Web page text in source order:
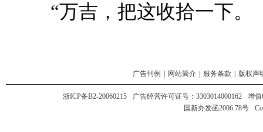
“万吉，把这收拾一下。
广告刊例 网站简介 服务条款 版权声
浙ICP备B2-20060215 广告经营许可证号：3303014000162
增
国新办发函2006.78号